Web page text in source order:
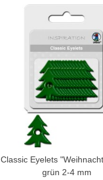
Classic Eyelets
grün 2-4 mm